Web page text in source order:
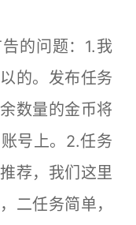
的问题：1.我
的。发布任务
数量的金币将
号上。2.任务
荐，我们这里
二任务简单，